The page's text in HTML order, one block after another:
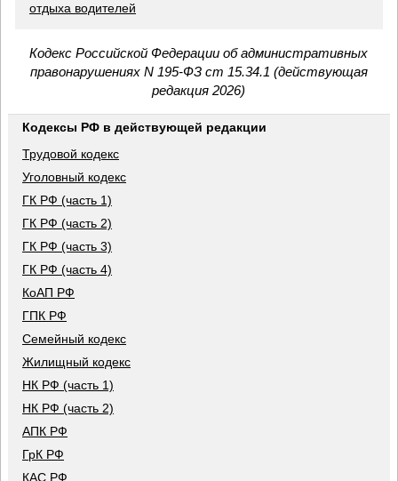
отдыха водителей
Кодекс Российской Федерации об административных
правонарушениях N 195-ФЗ ст 15.34.1 (действующая
редакция 2026)
Кодексы РФ в действующей редакции
Трудовой кодекс
Уголовный кодекс
ГК РФ (часть 1)
ГК РФ (часть 2)
ГК РФ (часть 3)
ГК РФ (часть 4)
КоАП РФ
ГПК РФ
Семейный кодекс
Жилищный кодекс
НК РФ (часть 1)
НК РФ (часть 2)
АПК РФ
ГрК РФ
КАС РФ